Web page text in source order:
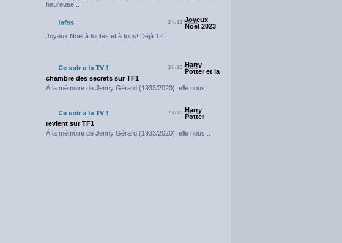
heureuse...
24/12/2023
Joyeux
Noel 2023
Joyeux Noël à toutes et à tous! Déjà 12...
31/10/2023
Harry
Potter et la
chambre des secrets sur TF1
À la mémoire de Jenny Gérard (1933/2020), elle nous...
23/10/2023
Harry
Potter
revient sur TF1
À la mémoire de Jenny Gérard (1933/2020), elle nous...